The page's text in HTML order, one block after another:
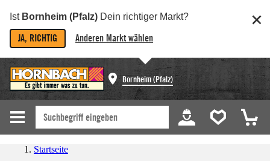
Ist Bornheim (Pfalz) Dein richtiger Markt?
JA, RICHTIG Anderen Markt wählen
Bornheim (Pfalz)
Startseite